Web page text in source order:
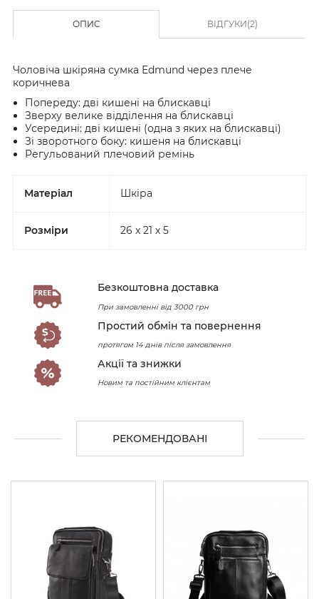
ОПИС ВІДГУКИ(2)
Чоловіча шкіряна сумка Edmund через плече
коричнева
Попереду: дві кишені на блискавці
Зверху велике відділення на блискавці
Усередині: дві кишені (одна з яких на блискавці)
Зі зворотного боку: кишеня на блискавці
Регульований плечовий ремінь
Матеріал Шкіра
Розміри 26 x 21 x 5
Безкоштовна доставка
При замовленні від 3000 грн
Простий обмін та повернення
протягом 14 днів після замовлення
Акції та знижки
Новим та постійним клієнтам
РЕКОМЕНДОВАНІ